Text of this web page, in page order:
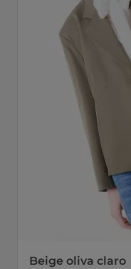
Beige oliva claro